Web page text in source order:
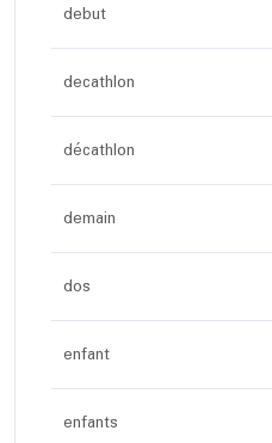
debut
decathlon
décathlon
demain
dos
enfant
enfants